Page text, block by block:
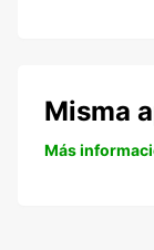
Misma
Más